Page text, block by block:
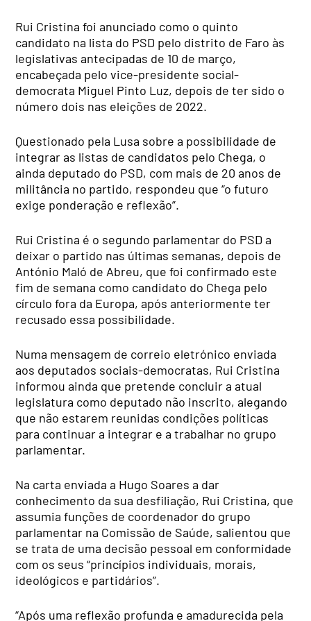
Rui Cristina foi anunciado como o quinto
candidato na lista do PSD pelo distrito de Faro às
legislativas antecipadas de 10 de março,
encabeçada pelo vice-presidente social-
democrata Miguel Pinto Luz, depois de ter sido o
número dois nas eleições de 2022.
Questionado pela Lusa sobre a possibilidade de
integrar as listas de candidatos pelo Chega, o
ainda deputado do PSD, com mais de 20 anos de
militância no partido, respondeu que “o futuro
exige ponderação e reflexão”.
Rui Cristina é o segundo parlamentar do PSD a
deixar o partido nas últimas semanas, depois de
António Maló de Abreu, que foi confirmado este
fim de semana como candidato do Chega pelo
círculo fora da Europa, após anteriormente ter
recusado essa possibilidade.
Numa mensagem de correio eletrónico enviada
aos deputados sociais-democratas, Rui Cristina
informou ainda que pretende concluir a atual
legislatura como deputado não inscrito, alegando
que não estarem reunidas condições políticas
para continuar a integrar e a trabalhar no grupo
parlamentar.
Na carta enviada a Hugo Soares a dar
conhecimento da sua desfiliação, Rui Cristina, que
assumia funções de coordenador do grupo
parlamentar na Comissão de Saúde, salientou que
se trata de uma decisão pessoal em conformidade
com os seus “princípios individuais, morais,
ideológicos e partidários”.
“Após uma reflexão profunda e amadurecida pela